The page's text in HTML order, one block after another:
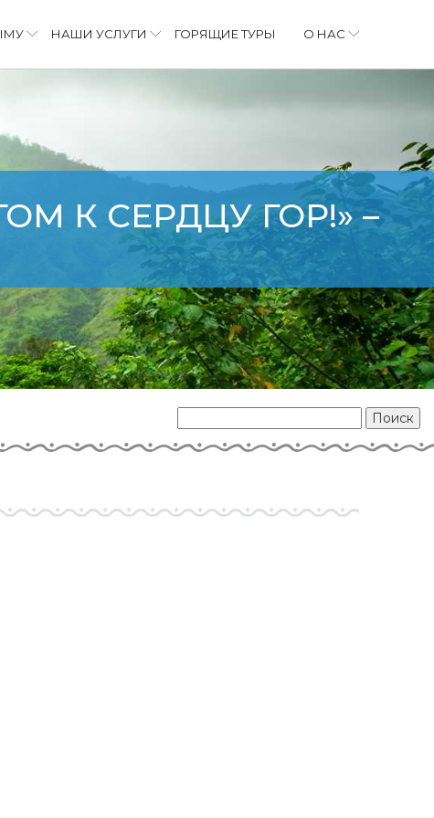
НАШИ УСЛУГИ ГОРЯЩИЕ ТУРЫ О НАС
К СЕРДЦУ ГОР!» –